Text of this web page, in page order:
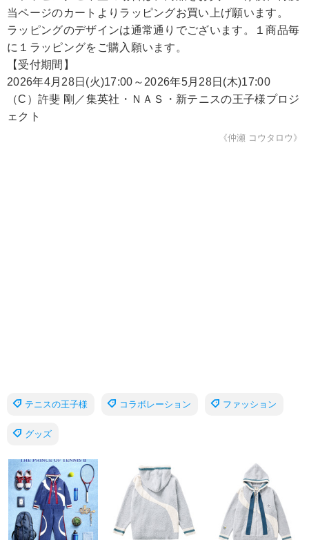
当ページのカートよりラッピングお買い上げ願います。
ラッピングのデザインは通常通りでございます。１商品毎
に１ラッピングをご購入願います。
【受付期間】
2026年4月28日(火)17:00～2026年5月28日(木)17:00
（C）許斐 剛／集英社・ＮＡＳ・新テニスの王子様プロジ
ェクト
《仲瀬 コウタロウ》
テニスの王子様 コラボレーション ファッション
グッズ